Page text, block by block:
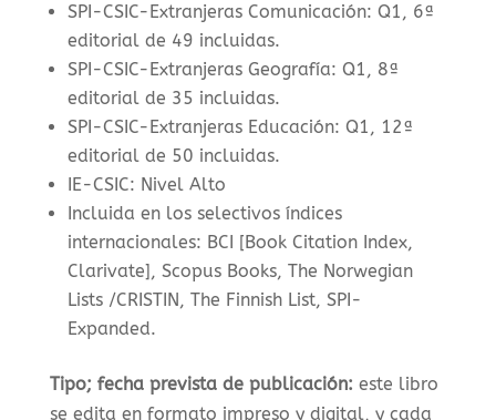
SPI-CSIC-Extranjeras Comunicación: Q1, 6ª
editorial de 49 incluidas.
SPI-CSIC-Extranjeras Geografía: Q1, 8ª
editorial de 35 incluidas.
SPI-CSIC-Extranjeras Educación: Q1, 12ª
editorial de 50 incluidas.
IE-CSIC: Nivel Alto
Incluida en los selectivos índices
internacionales: BCI [Book Citation Index,
Clarivate], Scopus Books, The Norwegian
Lists /CRISTIN, The Finnish List, SPI-
Expanded.
Tipo; fecha prevista de publicación: este libro
se edita en formato impreso y digital, y cada